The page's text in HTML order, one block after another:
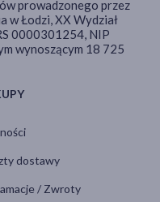
dostawy
/ Zwroty
prowadzonego przez
w Łodzi, XX Wydział
0000301254, NIP
wynoszącym 18 725